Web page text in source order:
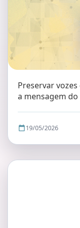
Preservar
a mensagem do
19/05/2026